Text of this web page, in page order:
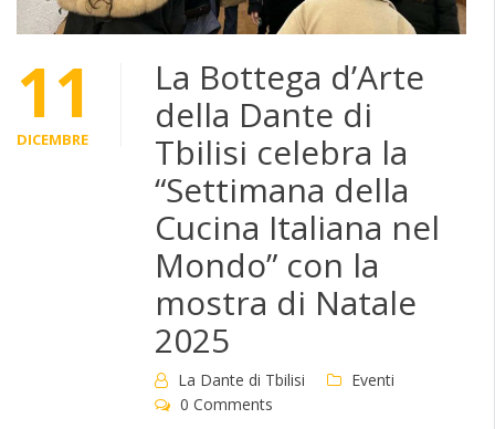
11
DICEMBRE
La Bottega d’Arte
della Dante di
Tbilisi celebra la
“Settimana della
Cucina Italiana nel
Mondo” con la
mostra di Natale
2025
La Dante di Tbilisi
Eventi
0 Comments